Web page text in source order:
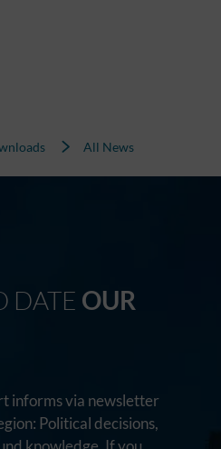
All News
DATE OUR
informs via newsletter
Political decisions,